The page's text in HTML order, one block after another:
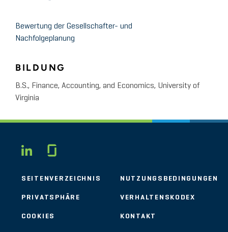
Bewertung der Gesellschafter- und
Nachfolgeplanung
BILDUNG
B.S., Finance, Accounting, and Economics, University of
Virginia
LINKEDIN
SEITENVERZEICHNIS NUTZUNGSBEDINGUNGEN
PRIVATSPHÄRE VERHALTENSKODEX
COOKIES KONTAKT